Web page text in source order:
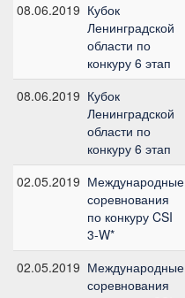
08.06.2019 Кубок
Ленинградской
области по
конкуру 6 этап
08.06.2019 Кубок
Ленинградской
области по
конкуру 6 этап
02.05.2019 Международные
соревнования
по конкуру CSI
3-W*
02.05.2019 Международные
соревнования